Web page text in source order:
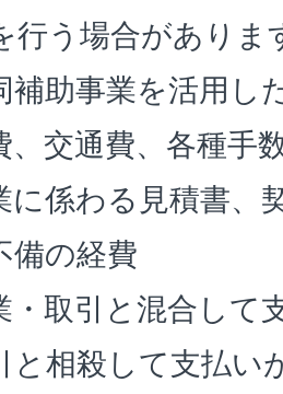
行う場合がありま
補助事業を活用し
、交通費、各種手
に係わる見積書、
備の経費
・取引と混合して
と相殺して支払い